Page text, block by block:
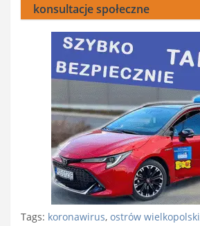
konsultacje społeczne
Tags: koronawirus, ostrów wielkopolski